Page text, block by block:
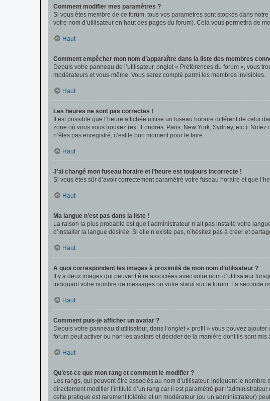
Comment modifier mes paramètres ?
Si vous êtes membre de ce forum, tous vos paramètres sont stockés dans
votre nom d’utilisateur en haut des pages du forum). Cela vous permettra de
Haut
Comment empêcher mon nom d’apparaître dans la liste des membres
Depuis votre panneau de l’utilisateur, onglet « Préférences du forum », vous
modérateurs et vous-même. Vous serez compté parmi les membres invisibles.
Haut
Les heures ne sont pas correctes !
Il est possible que l’heure affichée utilise un fuseau horaire différent de celui
zone où vous vous trouvez (ex : Londres, Paris, New York, Sydney, etc.).
n’êtes pas enregistré, c’est le bon moment pour le faire.
Haut
J’ai changé mon fuseau horaire et l’heure est toujours incorrecte !
Si vous êtes sûr d’avoir correctement paramétré votre fuseau horaire et que
Haut
Ma langue n’est pas dans la liste !
La raison la plus probable est que l’administrateur n’ait pas installé votre
d’installer la langue désirée. Si elle n’existe pas, n’hésitez pas à créer et
Haut
A quoi correspondent les images à proximité de mon nom d’utilisateur ?
Il y a deux images qui peuvent être associées avec votre nom d’utilisateur
indiquant votre nombre de messages ou votre statut sur le forum. La seconde
Haut
Comment puis-je afficher un avatar ?
Depuis votre panneau d’utilisateur, dans l’onglet « profil » vous pouvez
forum peut activer ou non les avatars et décider de la manière dont ils sont
Haut
Qu’est-ce que mon rang et comment le modifier ?
Les rangs, qui peuvent être associés au nom d’utilisateur, indiquent le
directement modifier l’intitulé d’un rang car il est paramétré par
cette pratique est rarement tolérée et un modérateur (ou un administrateur)